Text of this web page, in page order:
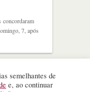
concordaram
7, após
semelhantes de
e, ao continuar